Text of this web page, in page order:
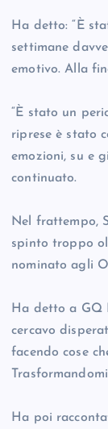
Ha detto: “È
settimane
emotivo. Alla
“È stato un
riprese è stato
emozioni, su e
continuato.
Nel frattempo,
spinto troppo
nominato agli
Ha detto a GQ
cercavo
facendo cose
Ha poi